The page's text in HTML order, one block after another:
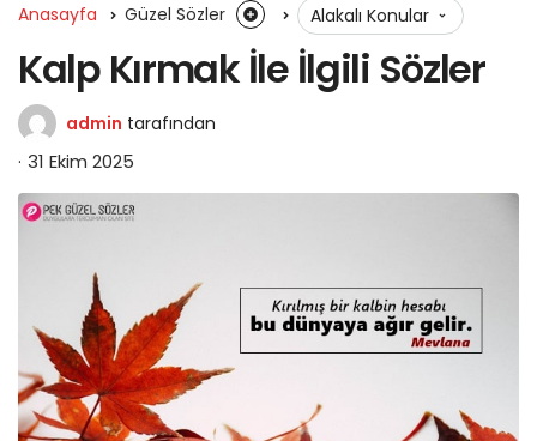
Anasayfa Güzel Sözler Alakalı Konular
Kalp Kırmak İle İlgili Sözler
admin tarafından
31 Ekim 2025